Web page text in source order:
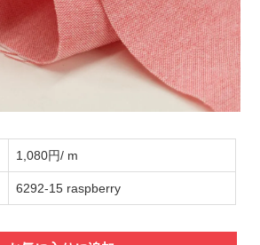
1,080円/ m
6292-15 raspberry